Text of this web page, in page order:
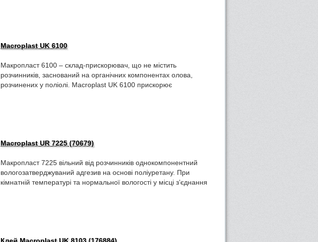
Macroplast UK 6100
Макропласт 6100 – склад-прискорювач, що не містить
розчинників, заснований на органічних компонентах олова,
розчинених у поліолі. Macroplast UK 6100 прискорює
Macroplast UR 7225 (70679)
Макропласт 7225 вільний від розчинників однокомпонентний
вологозатверджуваний адгезив на основі поліуретану. При
кімнатній температурі та нормальної вологості у місці з’єднання